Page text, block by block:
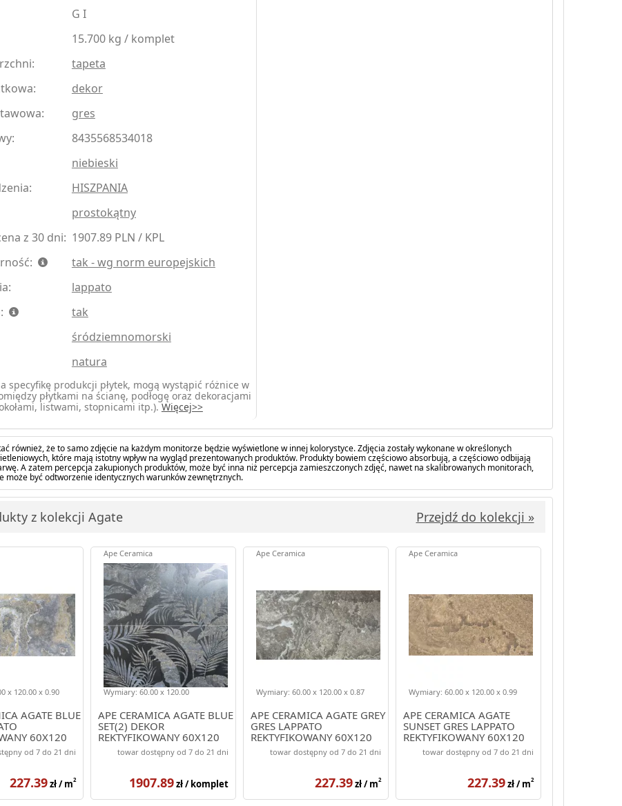
G I
15.700 kg / komplet
tapeta
dekor
gres
8435568534018
niebieski
HISZPANIA
prostokątny
z 30 dni: 1907.89 PLN / KPL
tak - wg norm europejskich
lappato
tak
śródziemnomorski
natura
specyfikę produkcji płytek, mogą wystąpić różnice w
płytkami na ścianę, podłogę oraz dekoracjami
listwami, stopnicami itp.). Więcej>>
również, że to samo zdjęcie na każdym monitorze będzie wyświetlone w innej kolorystyce. Zdjęcia zostały wykonane w określonych
które mają istotny wpływ na wygląd prezentowanych produktów. Produkty bowiem częściowo absorbują, a częściowo odbijają
A zatem percepcja zakupionych produktów, może być inna niż percepcja zamieszczonych zdjęć, nawet na skalibrowanych monitorach,
może być odtworzenie identycznych warunków zewnętrznych.
z kolekcji Agate Przejdź do kolekcji »
AGATE BLUE
60X120
x 120.00 x 0.90
od 7 do 21 dni
227.39zł / m2
APE CERAMICA AGATE BLUE
SET(2) DEKOR
REKTYFIKOWANY 60X120
Wymiary: 60.00 x 120.00
Ape Ceramica
towar dostępny od 7 do 21 dni
1907.89zł / komplet
APE CERAMICA AGATE GREY
GRES LAPPATO
REKTYFIKOWANY 60X120
Wymiary: 60.00 x 120.00 x 0.87
Ape Ceramica
towar dostępny od 7 do 21 dni
227.39zł / m2
APE CERAMICA AGATE
SUNSET GRES LAPPATO
REKTYFIKOWANY 60X120
Wymiary: 60.00 x 120.00 x 0.99
Ape Ceramica
towar dostępny od 7 do 21 dni
227.39zł / m2